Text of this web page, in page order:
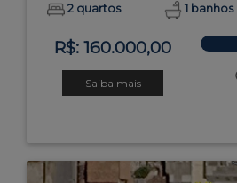
2 quartos 1 banhos
R$: 160.000,00
Saiba mais